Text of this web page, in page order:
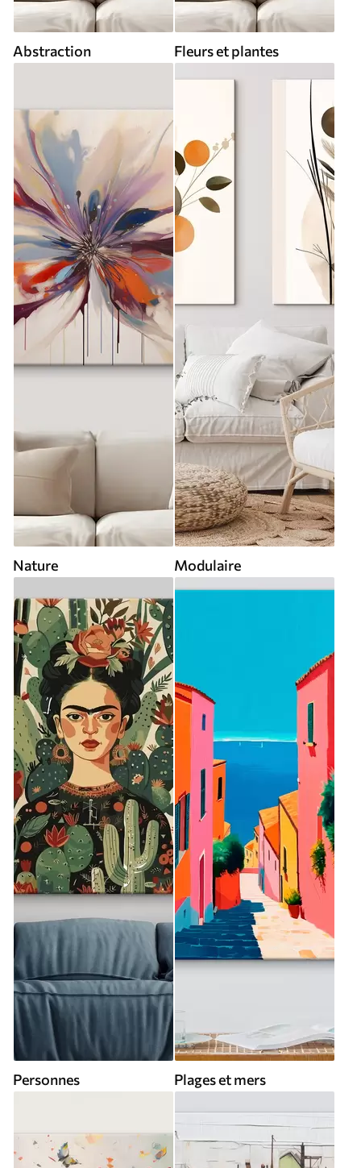
Abstraction Fleurs et plantes
Nature Modulaire
Personnes Plages et mers